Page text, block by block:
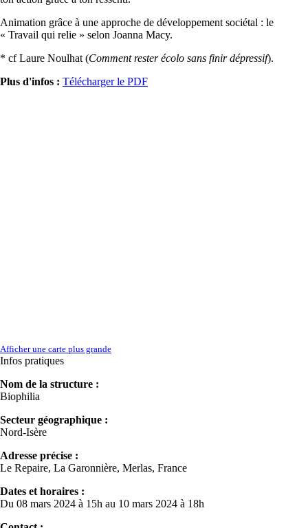
Animation grâce à une approche de développement sociétal : le
« Travail qui relie » selon Joanna Macy.
* cf Laure Noulhat (Comment rester écolo sans finir dépressif).
Plus d'infos : Télécharger le PDF
Afficher une carte plus grande
Infos pratiques
Nom de la structure :
Biophilia
Secteur géographique :
Nord-Isère
Adresse précise :
Le Repaire, La Garonnière, Merlas, France
Dates et horaires :
Du 08 mars 2024 à 15h au 10 mars 2024 à 18h